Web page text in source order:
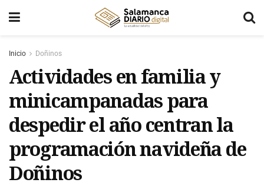
Inicio Doñinos
Actividades en familia y
minicampanadas para
despedir el año centran la
programación navideña de
Doñinos